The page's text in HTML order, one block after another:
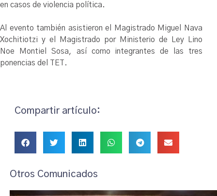
en casos de violencia política.
Al evento también asistieron el Magistrado Miguel Nava
Xochitiotzi y el Magistrado por Ministerio de Ley Lino
Noe Montiel Sosa, así como integrantes de las tres
ponencias del TET.
Compartir artículo:
Otros Comunicados